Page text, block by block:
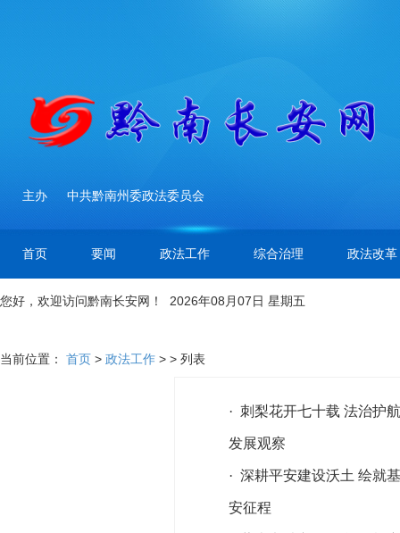
主办 中共黔南州委政法委员会
首页 要闻 政法工作 综合治理 政法改革
您好，欢迎访问黔南长安网！ 2026年08月07日 星期五
当前位置： 首页 > 政法工作 > > 列表
· 刺梨花开七十载 法治护
发展观察
· 深耕平安建设沃土 绘就
安征程